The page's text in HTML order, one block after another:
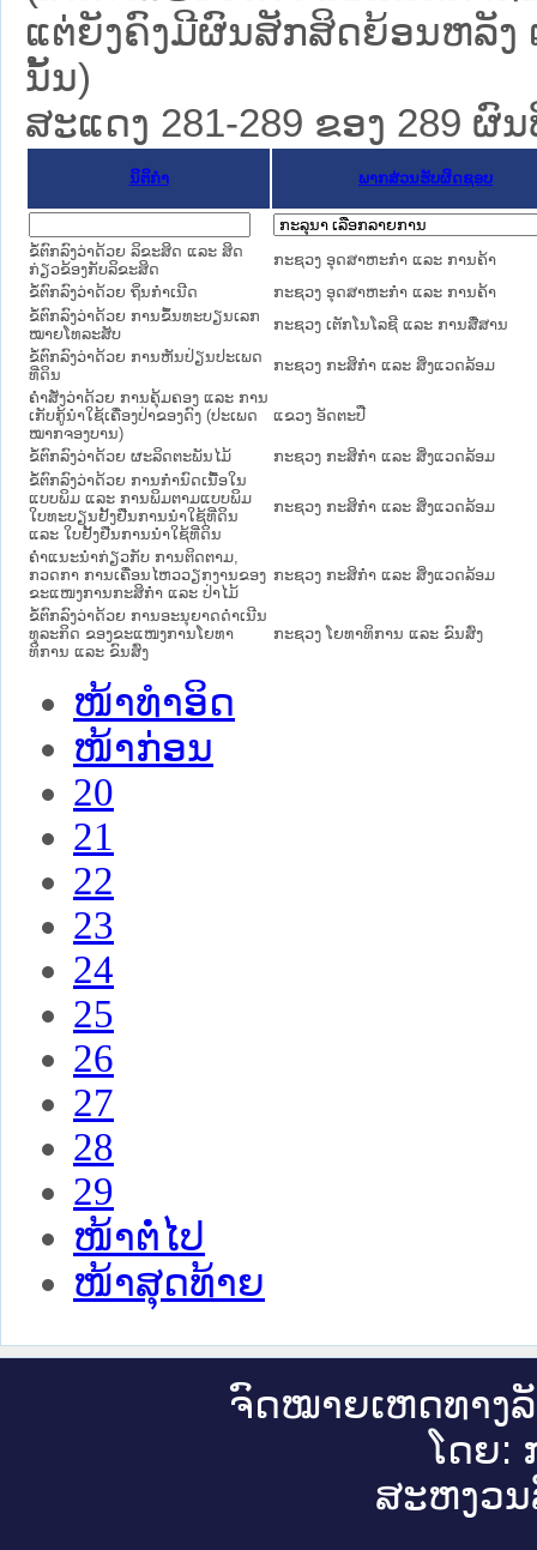
ແຕ່ຍັງຄົງມີຜົນສັກສິດຍ້ອນຫລັງ
ນັ້ນ)
ສະແດງ 281-289 ຂອງ 289 ຜົ
ນິຕິກໍາ ພາກສ່ວນຮັບຜິດຊອບ
ຂໍ້ຕົກລົງວ່າດ້ວຍ ລິຂະສິດ ແລະ ສິດ
ກ່ຽວຂ້ອງກັບລິຂະສິດ
ກະຊວງ ອຸດສາຫະກຳ ແລະ ການຄ້າ
ຂໍ້ຕົກລົງວ່າດ້ວຍ ຖິ່ນກໍາເນີດ
ກະຊວງ ອຸດສາຫະກຳ ແລະ ການຄ້າ
ຂໍ້ຕົກລົງວ່າດ້ວຍ ການຂຶ້ນທະບຽນເລກ
ໝາຍໂທລະສັບ
ກະຊວງ ເຕັກໂນໂລຊີ ແລະ ການສື່ສານ
ຂໍ້ຕົກລົງວ່າດ້ວຍ ການຫັນປ່ຽນປະເພດ
ທີ່ດິນ
ກະຊວງ ກະສິກຳ ແລະ ສິ່ງແວດລ້ອມ
ຄຳສັ່ງວ່າດ້ວຍ ການຄຸ້ມຄອງ ແລະ ການ
ເກັບກູ້ນຳໃຊ້ເຄື່ອງປ່າຂອງດົງ (ປະເພດ
ໝາກຈອງບານ)
ແຂວງ ອັດຕະປື
ຂໍ້ຕົກລົງວ່າດ້ວຍ ຜະລິດຕະພັນໄມ້
ກະຊວງ ກະສິກຳ ແລະ ສິ່ງແວດລ້ອມ
ຂໍ້ຕົກລົງວ່າດ້ວຍ ການກຳນົດເນື້ອໃນ
ແບບພິມ ແລະ ການພິມຕາມແບບພິມ
ໃບທະບຽນຢັ້ງຢືນການນຳໃຊ້ທີ່ດິນ
ແລະ ໃບຢັ້ງຢືນການນຳໃຊ້ທີ່ດິນ
ກະຊວງ ກະສິກຳ ແລະ ສິ່ງແວດລ້ອມ
ຄຳແນະນຳກ່ຽວກັບ ການຕິດຕາມ,
ກວດກາ ການເຄື່ອນໄຫວວຽກງານຂອງ
ຂະແໜງການກະສິກຳ ແລະ ປ່າໄມ້
ກະຊວງ ກະສິກຳ ແລະ ສິ່ງແວດລ້ອມ
ຂໍ້ຕົກລົງວ່າດ້ວຍ ການອະນຸຍາດດຳເນີນ
ທຸລະກິດ ຂອງຂະແໜງການໂຍທາ
ທິການ ແລະ ຂົນສົ່ງ
ກະຊວງ ໂຍທາທິການ ແລະ ຂົນສົ່ງ
ໜ້າທໍາອິດ
ໜ້າກ່ອນ
20
21
22
23
24
25
26
27
28
29
ໜ້າຕໍ່ໄປ
ໜ້າສຸດທ້າຍ
ຈົດ​ໝາຍ​ເຫດ​ທາງ​
ໂດຍ:
ສະ​ຫງວນ​